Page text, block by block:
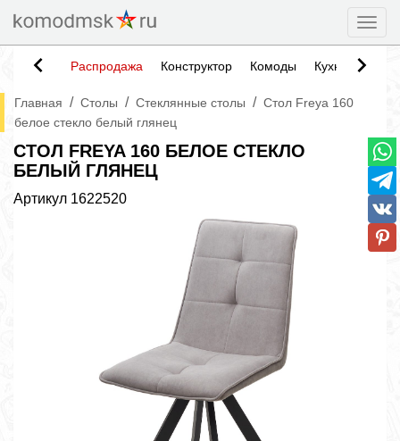
Распродажа Конструктор Комоды Кухни
Главная / Столы / Стеклянные столы / Стол Freya 160
белое стекло белый глянец
СТОЛ FREYA 160 БЕЛОЕ СТЕКЛО
БЕЛЫЙ ГЛЯНЕЦ
Артикул 1622520